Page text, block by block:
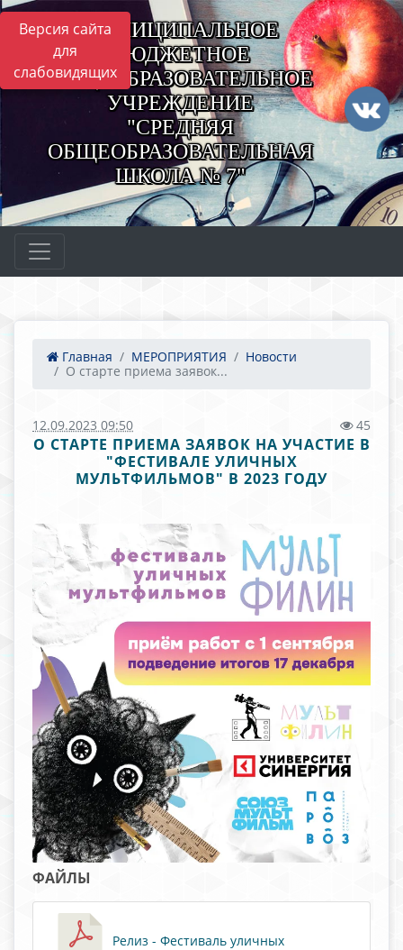
Версия сайта
для
слабовидящих
МУНИЦИПАЛЬНОЕ
БЮДЖЕТНОЕ
ОБЩЕОБРАЗОВАТЕЛЬНОЕ
УЧРЕЖДЕНИЕ
"СРЕДНЯЯ
ОБЩЕОБРАЗОВАТЕЛЬНАЯ
ШКОЛА № 7"
Главная МЕРОПРИЯТИЯ
Новости
О старте приема заявок...
12.09.2023 09:50 45
О СТАРТЕ ПРИЕМА ЗАЯВОК НА УЧАСТИЕ В
"ФЕСТИВАЛЕ УЛИЧНЫХ
МУЛЬТФИЛЬМОВ" В 2023 ГОДУ
ФАЙЛЫ
Релиз - Фестиваль уличных